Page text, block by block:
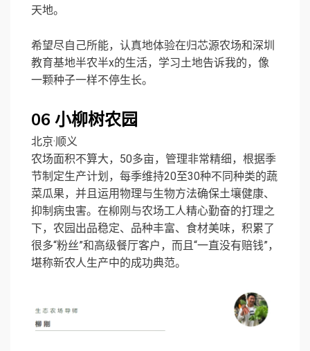
天地。
希望尽自己所能，认真地体验在归芯源农场和深圳
教育基地半农半x的生活，学习土地告诉我的，像
一颗种子一样不停生长。
06 小柳树农园
北京·顺义
农场面积不算大，50多亩，管理非常精细，根据季
节制定生产计划，每季维持20至30种不同种类的蔬
菜瓜果，并且运用物理与生物方法确保土壤健康、
抑制病虫害。在柳刚与农场工人精心勤奋的打理之
下，农园出品稳定、品种丰富、食材美味，积累了
很多“粉丝”和高级餐厅客户，而且“一直没有赔钱”，
堪称新农人生产中的成功典范。